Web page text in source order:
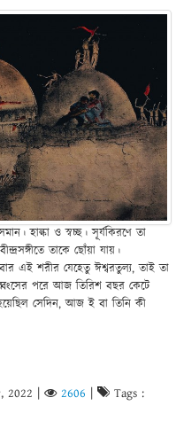
হাল্কা ও স্বচ্ছ। সূর্যকিরণে তা
তাকে ছোঁয়া যায়।
এই শরীর যেহেতু ঈশ্বরতুল্য, তাই তা
পরে আজ তিরিশ বছর কেটে
সেদিন, আজ ই বা তিনি কী
2022 2606 Tags :